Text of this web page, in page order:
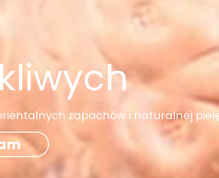
zapachów i naturalnej